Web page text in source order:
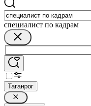
специалист по кадрам
Таганрог